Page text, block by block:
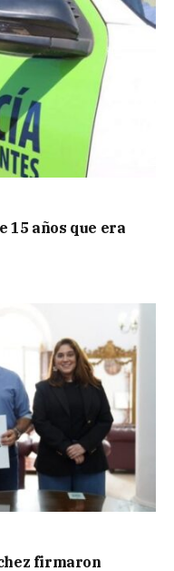
15 años que era
firmaron